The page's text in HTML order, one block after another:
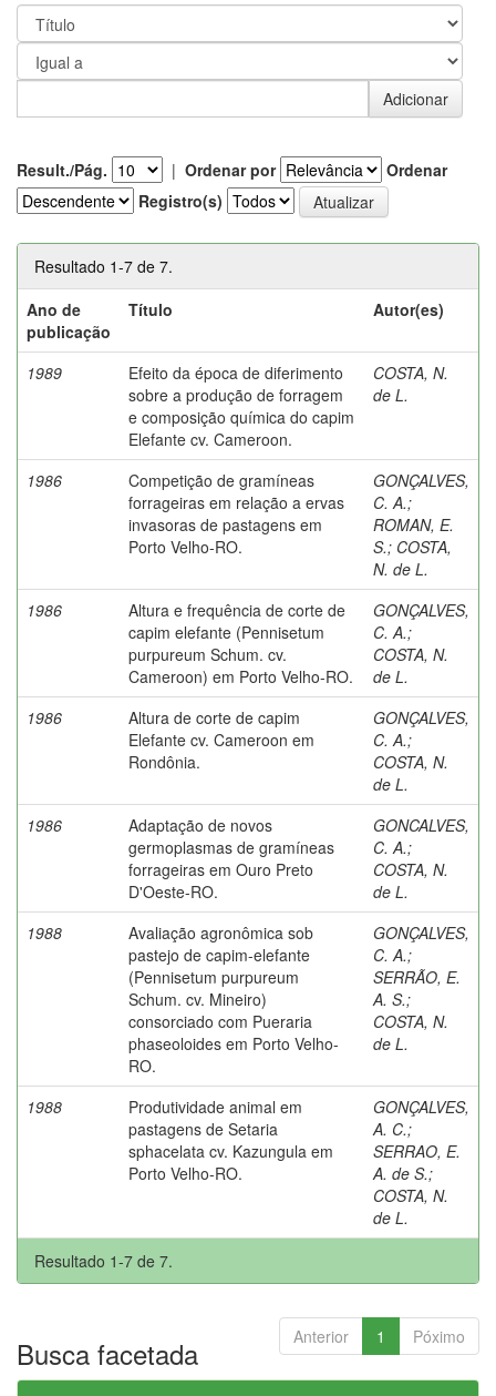
Result./Pág. | Ordenar por
Ordenar
Registro(s)
Resultado 1-7 de 7.
Ano de
publicação
Título Autor(es)
1989
Efeito da época de diferimento
sobre a produção de forragem
e composição química do capim
Elefante cv. Cameroon.
COSTA, N.
de L.
1986
Competição de gramíneas
forrageiras em relação a ervas
invasoras de pastagens em
Porto Velho-RO.
GONÇALVES,
C. A.;
ROMAN, E.
S.; COSTA,
N. de L.
1986
Altura e frequência de corte de
capim elefante (Pennisetum
purpureum Schum. cv.
Cameroon) em Porto Velho-RO.
GONÇALVES,
C. A.;
COSTA, N.
de L.
1986
Altura de corte de capim
Elefante cv. Cameroon em
Rondônia.
GONÇALVES,
C. A.;
COSTA, N.
de L.
1986
Adaptação de novos
germoplasmas de gramíneas
forrageiras em Ouro Preto
D'Oeste-RO.
GONCALVES,
C. A.;
COSTA, N.
de L.
1988
Avaliação agronômica sob
pastejo de capim-elefante
(Pennisetum purpureum
Schum. cv. Mineiro)
consorciado com Pueraria
phaseoloides em Porto Velho-
RO.
GONÇALVES,
C. A.;
SERRÃO, E.
A. S.;
COSTA, N.
de L.
1988
Produtividade animal em
pastagens de Setaria
sphacelata cv. Kazungula em
Porto Velho-RO.
GONÇALVES,
A. C.;
SERRAO, E.
A. de S.;
COSTA, N.
de L.
Resultado 1-7 de 7.
Anterior 1 Póximo
Busca facetada